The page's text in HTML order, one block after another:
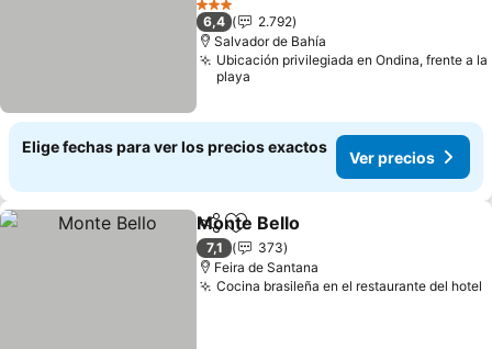
3 Estrellas
6,4
2.792
Salvador de Bahía
Ubicación privilegiada en Ondina, frente a la
playa
Elige fechas para ver los precios exactos
Ver precios
CompartirAgregar a favoritos
Monte Bello
7,1
373
Feira de Santana
Cocina brasileña en el restaurante del hotel